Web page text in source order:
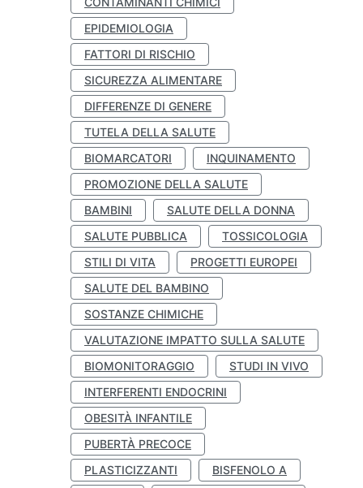
EPIDEMIOLOGIA
FATTORI DI RISCHIO
SICUREZZA ALIMENTARE
DIFFERENZE DI GENERE
TUTELA DELLA SALUTE
BIOMARCATORI
INQUINAMENTO
PROMOZIONE DELLA SALUTE
BAMBINI
SALUTE DELLA DONNA
SALUTE PUBBLICA
TOSSICOLOGIA
STILI DI VITA
PROGETTI EUROPEI
SALUTE DEL BAMBINO
SOSTANZE CHIMICHE
VALUTAZIONE IMPATTO SULLA SALUTE
BIOMONITORAGGIO
STUDI IN VIVO
INTERFERENTI ENDOCRINI
OBESITÀ INFANTILE
PUBERTÀ PRECOCE
PLASTICIZZANTI
BISFENOLO A